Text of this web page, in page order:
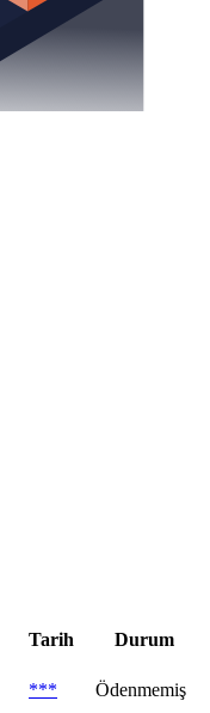
Tarih
Durum
***
Ödenmemiş